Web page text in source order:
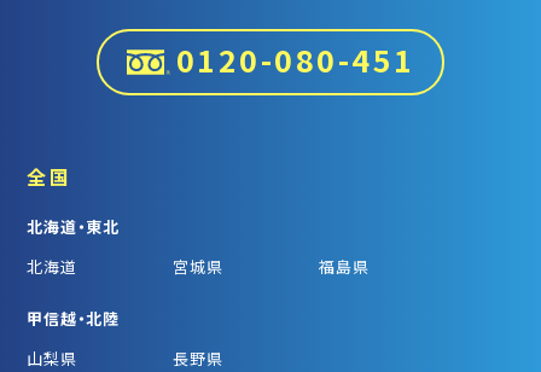
0120-080-451
全国
北海道・東北
北海道
宮城県 福島県
甲信越・北陸
山梨県
長野県